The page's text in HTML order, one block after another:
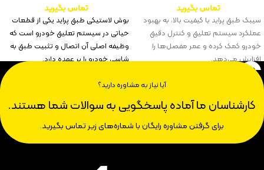
تماس بگیرید
سیبک طبق پراید با کیفیت بالا، به بهبود
عملکرد سیستم تعلیق و کنترل دقیق
خودرو کمک کرده و عمر مفصل‌ها را
افزایش می‌دهد.
تماس بگیرید
بوش لاستیکی طبق پراید یکی از قطعات
حیاتی در سیستم تعلیق خودرو است که
وظیفه اصلی آن اتصال و تثبیت طبق به
شاسی خودرو را بر عهده دارد.
آیا نیاز به مشاوره دارید؟
کارشناسان ما آماده پاسخگویی به سوالات شما هستند.
برای گرفتن مشاوره رایگان با شماره‌های زیر تماس بگیرید.